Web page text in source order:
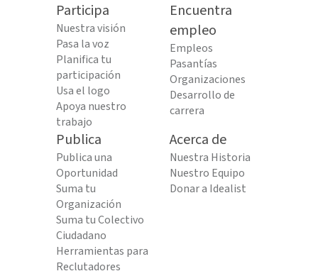
Participa
Nuestra visión
Pasa la voz
Planifica tu
participación
Usa el logo
Apoya nuestro
trabajo
Encuentra
empleo
Empleos
Pasantías
Organizaciones
Desarrollo de
carrera
Publica
Publica una
Oportunidad
Suma tu
Organización
Suma tu Colectivo
Ciudadano
Herramientas para
Reclutadores
Acerca de
Nuestra Historia
Nuestro Equipo
Donar a Idealist